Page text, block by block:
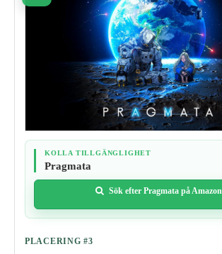
KOLLA TILLGÄNGLIGHET
Pragmata
Sök efter Pragmata på Amazon
PLACERING #3